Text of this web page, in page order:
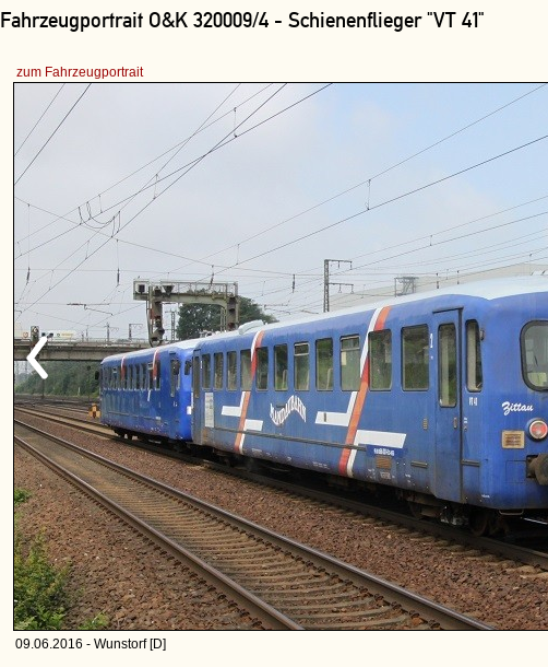
Fahrzeugportrait O&K 320009/4 - Schienenflieger "VT 41"
zum Fahrzeugportrait
09.06.2016 - Wunstorf [D]